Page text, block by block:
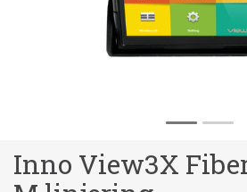
Inno View3X